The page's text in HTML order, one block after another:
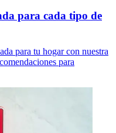
para cada tipo de
para tu hogar con nuestra
para